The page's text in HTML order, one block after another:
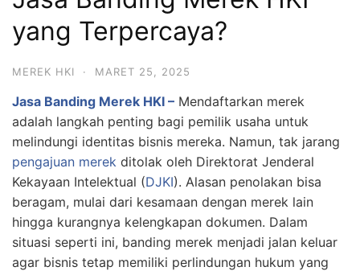
yang Terpercaya?
MEREK HKI · MARET 25, 2025
Jasa Banding Merek HKI – Mendaftarkan merek
adalah langkah penting bagi pemilik usaha untuk
melindungi identitas bisnis mereka. Namun, tak jarang
pengajuan merek ditolak oleh Direktorat Jenderal
Kekayaan Intelektual (DJKI). Alasan penolakan bisa
beragam, mulai dari kesamaan dengan merek lain
hingga kurangnya kelengkapan dokumen. Dalam
situasi seperti ini, banding merek menjadi jalan keluar
agar bisnis tetap memiliki perlindungan hukum yang